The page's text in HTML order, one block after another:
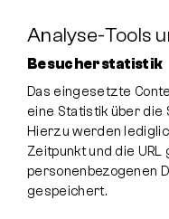
Analyse-Tools
Besucherstatistik
Das eingesetzte
eine Statistik über die
Hierzu werden
Zeitpunkt und die
personenbezogenen
gespeichert.